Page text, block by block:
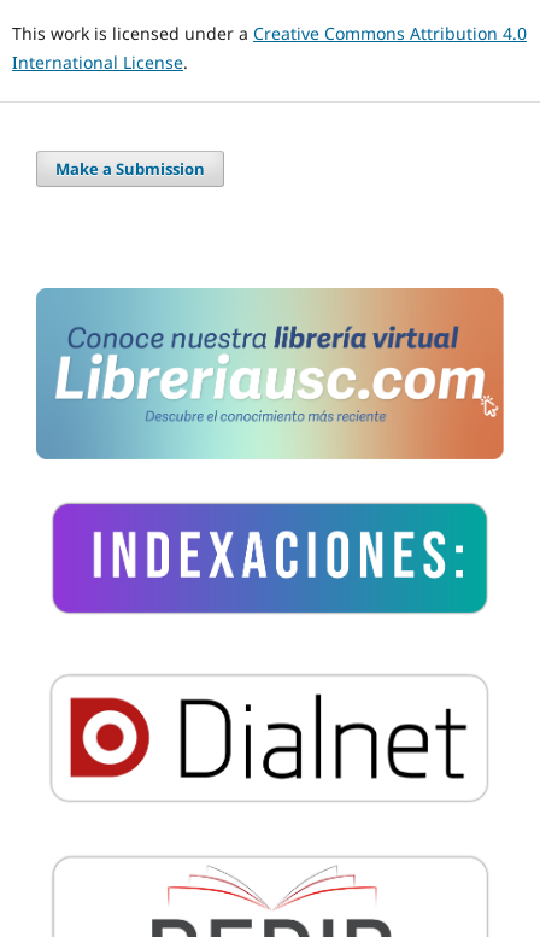
This work is licensed under a Creative Commons Attribution 4.0
International License.
Make a Submission